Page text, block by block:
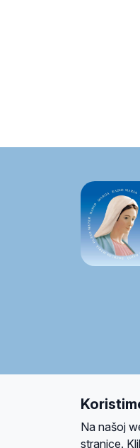
Ova
Na našoj
stranice.